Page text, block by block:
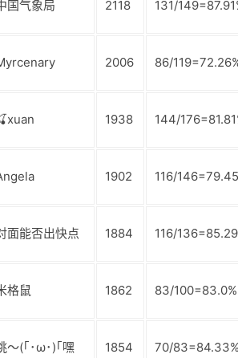
国气象局 2118 131/
2006 86/
1938 144/
1902 116/
面能否出快点 1884 116/
格鼠 1862 83/100=83.0%
～(｢･ω･)｢嘿 1854 70/83=84.33%